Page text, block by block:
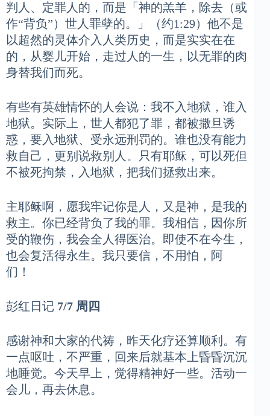
判人、定罪人的，而是「神的羔羊，除去（或
作“背负”）世人罪孽的。」（约1:29）他不是
以超然的灵体介入人类历史，而是实实在在
的，从婴儿开始，走过人的一生，以无罪的肉
身替我们而死。
有些有英雄情怀的人会说：我不入地狱，谁入
地狱。实际上，世人都犯了罪，都被撒旦诱
惑，要入地狱、受永远刑罚的。谁也没有能力
救自己，更别说救别人。只有耶稣，可以死但
不被死拘禁，入地狱，把我们拯救出来。
主耶稣啊，愿我牢记你是人，又是神，是我的
救主。你已经背负了我的罪。我相信，因你所
受的鞭伤，我会全人得医治。即使不在今生，
也会复活得永生。我只要信，不用怕，阿
们！
彭红日记 7/7 周四
感谢神和大家的代祷，昨天化疗还算顺利。有
一点呕吐，不严重，回来后就基本上昏昏沉沉
地睡觉。今天早上，觉得精神好一些。活动一
会儿，再去休息。